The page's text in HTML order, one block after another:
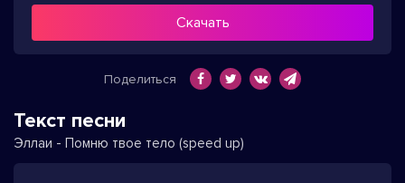
Скачать
Поделиться
Текст песни
Эллаи - Помню твое тело (speed up)